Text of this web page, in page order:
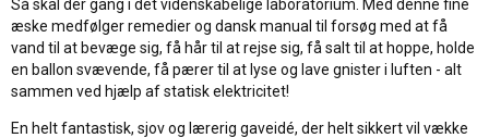
Så skal der gang i det videnskabelige laboratorium. Med denne fine
æske medfølger remedier og dansk manual til forsøg med at få
vand til at bevæge sig, få hår til at rejse sig, få salt til at hoppe, holde
en ballon svævende, få pærer til at lyse og lave gnister i luften - alt
sammen ved hjælp af statisk elektricitet!
En helt fantastisk, sjov og lærerig gaveidé, der helt sikkert vil vække